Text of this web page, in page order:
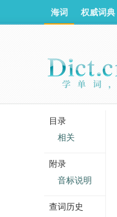
海词 权威词典
目录
相关
附录
音标说明
查词历史